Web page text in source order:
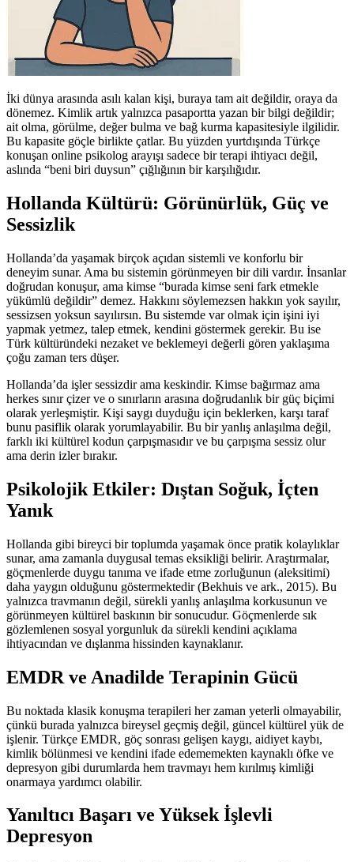
İki dünya arasında asılı kalan kişi, buraya tam ait değildir, oraya da
dönemez. Kimlik artık yalnızca pasaportta yazan bir bilgi değildir;
ait olma, görülme, değer bulma ve bağ kurma kapasitesiyle ilgilidir.
Bu kapasite göçle birlikte çatlar. Bu yüzden yurtdışında Türkçe
konuşan online psikolog arayışı sadece bir terapi ihtiyacı değil,
aslında “beni biri duysun” çığlığının bir karşılığıdır.
Hollanda Kültürü: Görünürlük, Güç ve
Sessizlik
Hollanda’da yaşamak birçok açıdan sistemli ve konforlu bir
deneyim sunar. Ama bu sistemin görünmeyen bir dili vardır. İnsanlar
doğrudan konuşur, ama kimse “burada kimse seni fark etmekle
yükümlü değildir” demez. Hakkını söylemezsen hakkın yok sayılır,
sessizsen yoksun sayılırsın. Bu sistemde var olmak için işini iyi
yapmak yetmez, talep etmek, kendini göstermek gerekir. Bu ise
Türk kültüründeki nezaket ve beklemeyi değerli gören yaklaşıma
çoğu zaman ters düşer.
Hollanda’da işler sessizdir ama keskindir. Kimse bağırmaz ama
herkes sınır çizer ve o sınırların arasına doğrudanlık bir güç biçimi
olarak yerleşmiştir. Kişi saygı duyduğu için beklerken, karşı taraf
bunu pasiflik olarak yorumlayabilir. Bu bir yanlış anlaşılma değil,
farklı iki kültürel kodun çarpışmasıdır ve bu çarpışma sessiz olur
ama derin izler bırakır.
Psikolojik Etkiler: Dıştan Soğuk, İçten
Yanık
Hollanda gibi bireyci bir toplumda yaşamak önce pratik kolaylıklar
sunar, ama zamanla duygusal temas eksikliği belirir. Araştırmalar,
göçmenlerde duygu tanıma ve ifade etme zorluğunun (aleksitimi)
daha yaygın olduğunu göstermektedir (Bekhuis ve ark., 2015). Bu
yalnızca travmanın değil, sürekli yanlış anlaşılma korkusunun ve
görünmeyen kültürel baskının bir sonucudur. Göçmenlerde sık
gözlemlenen sosyal yorgunluk da sürekli kendini açıklama
ihtiyacından ve dışlanma hissinden kaynaklanır.
EMDR ve Anadilde Terapinin Gücü
Bu noktada klasik konuşma terapileri her zaman yeterli olmayabilir,
çünkü burada yalnızca bireysel geçmiş değil, güncel kültürel yük de
işlenir. Türkçe EMDR, göç sonrası gelişen kaygı, aidiyet kaybı,
kimlik bölünmesi ve kendini ifade edememekten kaynaklı öfke ve
depresyon gibi durumlarda hem travmayı hem kırılmış kimliği
onarmaya yardımcı olabilir.
Yanıltıcı Başarı ve Yüksek İşlevli
Depresyon